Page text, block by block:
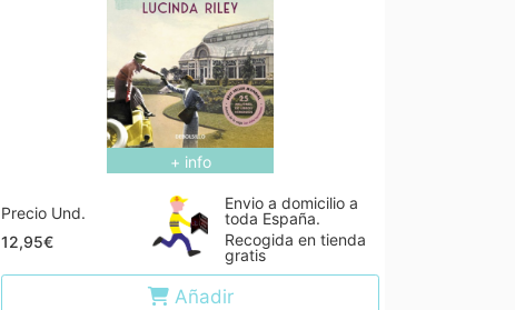
+ info
Precio Und.
12,95€
Envio a domicilio a
toda España.
Recogida en tienda
gratis
Añadir